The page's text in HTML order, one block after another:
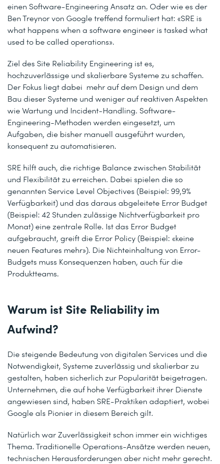
einen Software-Engineering Ansatz an. Oder wie es der
Ben Treynor von Google treffend formuliert hat: «SRE is
what happens when a software engineer is tasked what
used to be called operations».
Ziel des Site Reliability Engineering ist es,
hochzuverlässige und skalierbare Systeme zu schaffen.
Der Fokus liegt dabei mehr auf dem Design und dem
Bau dieser Systeme und weniger auf reaktiven Aspekten
wie Wartung und Incident-Handling. Software-
Engineering-Methoden werden eingesetzt, um
Aufgaben, die bisher manuell ausgeführt wurden,
konsequent zu automatisieren.
SRE hilft auch, die richtige Balance zwischen Stabilität
und Flexibilität zu erreichen. Dabei spielen die so
genannten Service Level Objectives (Beispiel: 99,9%
Verfügbarkeit) und das daraus abgeleitete Error Budget
(Beispiel: 42 Stunden zulässige Nichtverfügbarkeit pro
Monat) eine zentrale Rolle. Ist das Error Budget
aufgebraucht, greift die Error Policy (Beispiel: «keine
neuen Features mehr»). Die Nichteinhaltung von Error-
Budgets muss Konsequenzen haben, auch für die
Produktteams.
Warum ist Site Reliability im
Aufwind?
Die steigende Bedeutung von digitalen Services und die
Notwendigkeit, Systeme zuverlässig und skalierbar zu
gestalten, haben sicherlich zur Popularität beigetragen.
Unternehmen, die auf hohe Verfügbarkeit ihrer Dienste
angewiesen sind, haben SRE-Praktiken adaptiert, wobei
Google als Pionier in diesem Bereich gilt.
Natürlich war Zuverlässigkeit schon immer ein wichtiges
Thema. Traditionelle Operations-Ansätze werden neuen,
technischen Herausforderungen aber nicht mehr gerecht.